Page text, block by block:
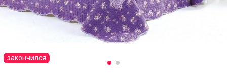
закончился